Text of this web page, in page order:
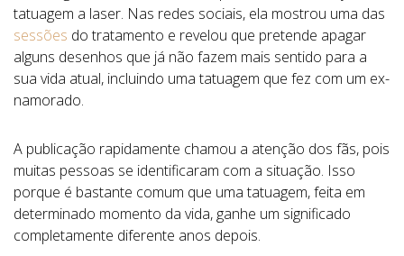
tatuagem a laser. Nas redes sociais, ela mostrou uma das
sessões do tratamento e revelou que pretende apagar
alguns desenhos que já não fazem mais sentido para a
sua vida atual, incluindo uma tatuagem que fez com um ex-
namorado.
A publicação rapidamente chamou a atenção dos fãs, pois
muitas pessoas se identificaram com a situação. Isso
porque é bastante comum que uma tatuagem, feita em
determinado momento da vida, ganhe um significado
completamente diferente anos depois.